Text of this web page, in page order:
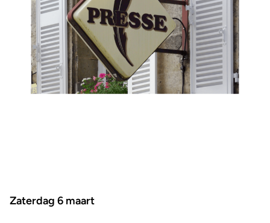
Zaterdag 6 maart